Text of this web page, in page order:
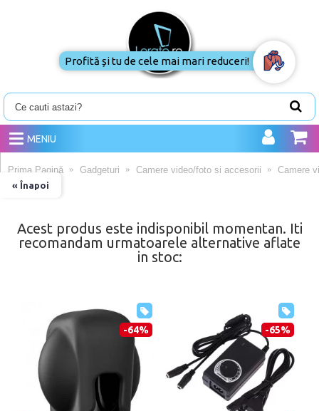
MENIU
« Înapoi
Prima Pagină Gadgeturi Camere video/foto si accesorii Camere
Acest produs este indisponibil momentan. Iti
recomandam urmatoarele alternative aflate
in stoc:
-64% -65%
Profită și tu de cele mai mari reduceri!